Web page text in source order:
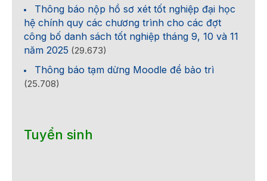
Thông báo nộp hồ sơ xét tốt nghiệp đại học
hệ chính quy các chương trình cho các đợt
công bố danh sách tốt nghiệp tháng 9, 10 và 11
năm 2025 (29.673)
Thông báo tạm dừng Moodle để bảo trì
(25.708)
Tuyển sinh